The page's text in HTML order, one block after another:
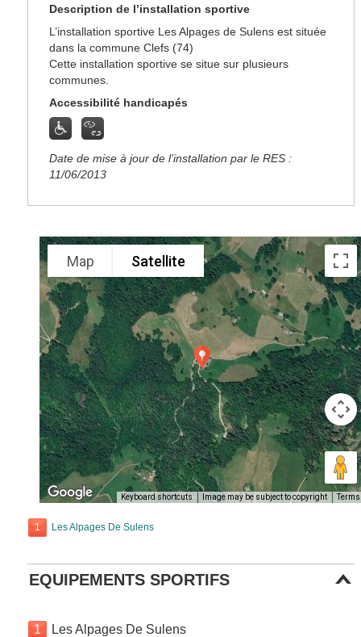
Description de l’installation sportive
L’installation sportive Les Alpages de Sulens est située
dans la commune Clefs (74)
Cette installation sportive se situe sur plusieurs
communes.
Accessibilité handicapés
Date de mise à jour de l’installation par le RES :
11/06/2013
Map Satellite
Keyboard shortcuts Image may be subject to copyright Terms
1 Les Alpages De Sulens
EQUIPEMENTS SPORTIFS
1 Les Alpages De Sulens